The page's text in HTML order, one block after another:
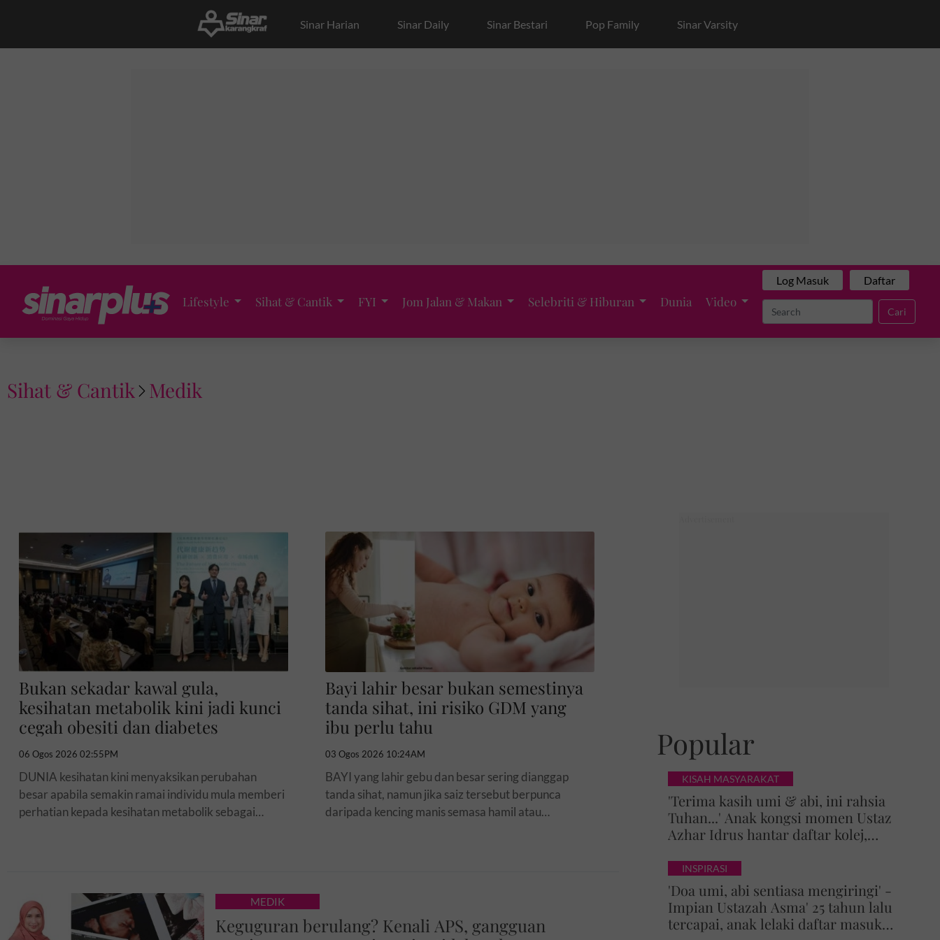
Sinar Harian Sinar Daily Sinar Bestari Pop Family Sinar Varsity
Lifestyle Sihat & Cantik FYI Jom Jalan & Makan Selebriti & Hiburan Dunia Video
Log Masuk Daftar
Cari
Sihat & Cantik Medik
Bukan sekadar kawal gula,
kesihatan metabolik kini jadi kunci
cegah obesiti dan diabetes
06 Ogos 2026 02:55PM
DUNIA kesihatan kini menyaksikan perubahan
besar apabila semakin ramai individu mula memberi
perhatian kepada kesihatan metabolik sebagai
Bayi lahir besar bukan semestinya
tanda sihat, ini risiko GDM yang
ibu perlu tahu
03 Ogos 2026 10:24AM
BAYI yang lahir gebu dan besar sering dianggap
tanda sihat, namun jika saiz tersebut berpunca
daripada kencing manis semasa hamil atau
MEDIK
Keguguran berulang? Kenali APS, gangguan
Popular
KISAH MASYARAKAT
'Terima kasih umi & abi, ini rahsia
Tuhan...' Anak kongsi momen Ustaz
Azhar Idrus hantar daftar kolej,
INSPIRASI
'Doa umi, abi sentiasa mengiringi' -
Impian Ustazah Asma' 25 tahun lalu
tercapai, anak lelaki daftar masuk